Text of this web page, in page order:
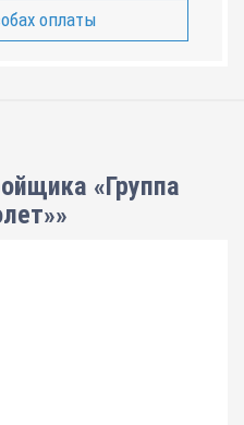
оплаты
«Группа